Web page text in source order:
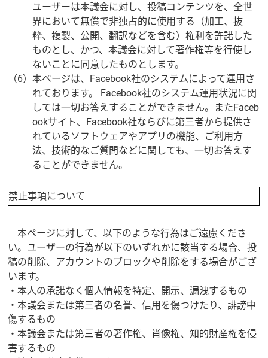
ユーザーは本議会に対し、投稿コンテンツを、全世
界において無償で非独占的に使用する（加工、抜
粋、複製、公開、翻訳などを含む）権利を許諾した
ものとし、かつ、本議会に対して著作権等を行使し
ないことに同意したものとします。
（6）本ページは、Facebook社のシステムによって運用さ
れております。 Facebook社のシステム運用状況に関
しては一切お答えすることができません。またFaceb
ookサイト、Facebook社ならびに第三者から提供さ
れているソフトウェアやアプリの機能、ご利用方
法、技術的なご質問などに関しても、一切お答えす
ることができません。
禁止事項について
本ページに対して、以下のような行為はご遠慮くださ
い。ユーザーの行為が以下のいずれかに該当する場合、投
稿の削除、アカウントのブロックや削除をする場合がござ
います。
・本人の承諾なく個人情報を特定、開示、漏洩するもの
・本議会または第三者の名誉、信用を傷つけたり、誹謗中
傷するもの
・本議会または第三者の著作権、肖像権、知的財産権を侵
害するもの